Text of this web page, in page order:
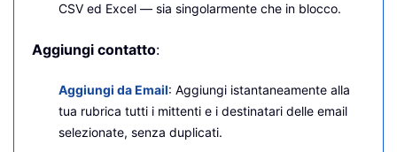
CSV ed Excel — sia singolarmente che in blocco.
Aggiungi contatto:
Aggiungi da Email: Aggiungi istantaneamente alla
tua rubrica tutti i mittenti e i destinatari delle email
selezionate, senza duplicati.